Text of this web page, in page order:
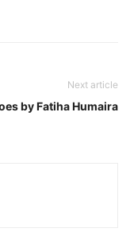
Next article
by Fatiha Humaira